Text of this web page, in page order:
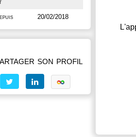
20/02/2018
son profil